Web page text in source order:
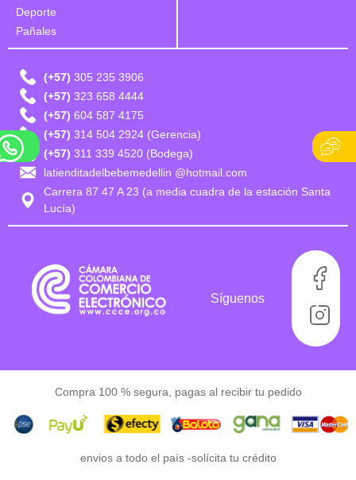
Deporte
Pañales
(+57) 305 235 3906
(+57) 323 658 4444
(+57) 604 587 4175
(+57) 314 504 2924 (Gerencia)
(+57) 311 339 4520 (Bodega)
latienditadelbebemedellin @hotmail.com
Carrera 87 47 A 23 (a media cuadra de la estación Santa
Lucía)
Síguenos
Compra 100 % segura, pagas al recibir tu pedido
envios a todo el país -solícita tu crédito